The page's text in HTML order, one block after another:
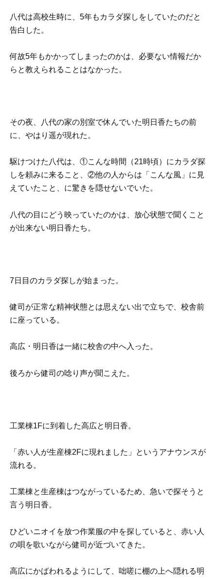
八代は高校生時に、5年もカラダ探しをしていたのだと
告白した。
何故5年もかかってしまったのかは、必要ない情報だか
らと教えられることはなかった。
その夜、八代の家の別室で休んでいた明日香たちの前
に、やはり遥が現れた。
駆けつけた八代は、①こんな時間（21時頃）にカラダ探
しを頼みに来ること、②他の人からは「こんな風」に見
えていたこと、に驚きを隠せないでいた。
八代の目にどう映っていたのかは、放心状態で聞くこと
が出来ない明日香たち。
7日目のカラダ探しが始まった。
健司が正常な精神状態とは思えない出で立ちで、校舎前
に座っている。
高広・明日香は一緒に校舎の中へ入った。
後ろから健司の唸り声が聞こえた。
工業棟1Fに到着した高広と明日香。
「赤い人が生産棟2Fに現れました」というアナウンスが
流れる。
工業棟と生産棟はつながっているため、急いで探そうと
言う明日香。
ひどいニオイを放つ作業服の中を探していると、赤い人
の唄を歌いながら健司が近づいてきた。
高広にかばわれるようにして、咄嗟に棚の上へ隠れる明